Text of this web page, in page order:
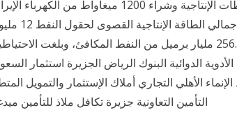
من طهران لتغذية المحطات الإنتاجية وشراء 1200
الخاصة
الدوائية البنوك الرياض الجزيرة استثمار
الأهلي التجاري أملاك الإستثمار والتمويل
التأمين التعاونية جزيرة تكافل ملاذ للتأمين